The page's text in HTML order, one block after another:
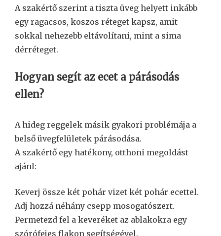
A szakértő szerint a tiszta üveg helyett inkább
egy ragacsos, koszos réteget kapsz, amit
sokkal nehezebb eltávolítani, mint a sima
dérréteget.
Hogyan segít az ecet a párásodás
ellen?
A hideg reggelek másik gyakori problémája a
belső üvegfelületek párásodása.
A szakértő egy hatékony, otthoni megoldást
ajánl:
Keverj össze két pohár vizet két pohár ecettel.
Adj hozzá néhány csepp mosogatószert.
Permetezd fel a keveréket az ablakokra egy
szórófejes flakon segítségével.